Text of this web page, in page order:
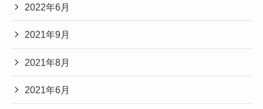
2022年6月
2021年9月
2021年8月
2021年6月